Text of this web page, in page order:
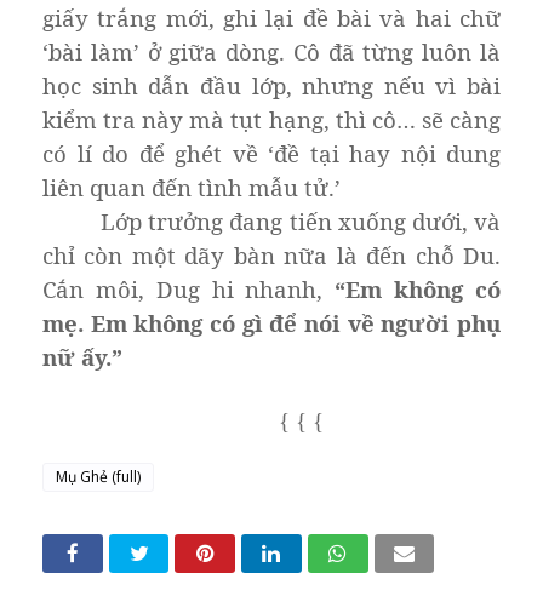
giấy trắng mới, ghi lại đề bài và hai chữ
‘bài làm’ ở giữa dòng. Cô đã từng luôn là
học sinh dẫn đầu lớp, nhưng nếu vì bài
kiểm tra này mà tụt hạng, thì cô… sẽ càng
có lí do để ghét về ‘đề tại hay nội dung
liên quan đến tình mẫu tử.’
Lớp trưởng đang tiến xuống dưới, và
chỉ còn một dãy bàn nữa là đến chỗ Du.
Cắn môi, Dug hi nhanh, “Em không có
mẹ. Em không có gì để nói về người phụ
nữ ấy.”
{ { {
Mụ Ghẻ (full)